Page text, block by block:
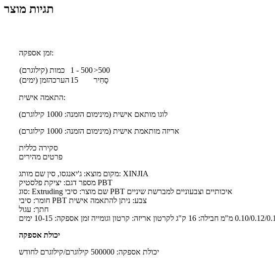
תגיות מוצר
זמן אספקה:
כמות (קילוגרם) 1 - 500>500
הערכהזמן (ימים) 15 סָחִיר
התאמה אישית:
לוגו מותאם אישית (מינימום הזמנה: 1000 קילוגרם)
אריזה מותאמת אישית (מינימום הזמנה: 1000 קילוגרם)
סקירה כללית
פרטים מהירים
מקום מוצא: ג'יאנגסו, סין שם מותג: XINJIA
מספר דגם: יציקת פלסטיק PBT
סוג: Extruding שם מוצר: סיבי PBT איכותיים וצבעוניים למברשת שיניים
חומר: סיבי PBT צבע: ניתן להתאמה אישית
חתך: עגול
יכולת אספקה
יכולת אספקה: 500000 קילוגרם/קילוגרם לחודש